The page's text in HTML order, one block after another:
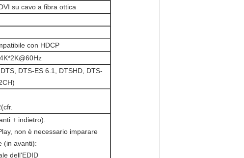
su cavo a fibra ottica
con HDCP
DTS-ES 6.1, DTSHD, DTS-
+ indietro):
non è necessario imparare
(in avanti):
dell'EDID